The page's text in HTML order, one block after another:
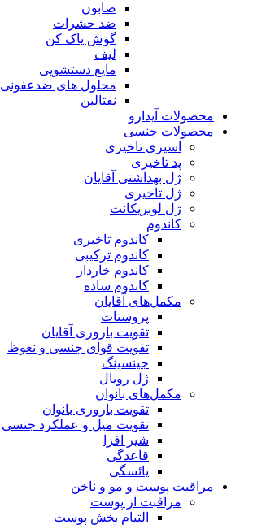
صابون
ضد حشرات
گوش پاک کن
لیف
مایع دستشویی
محلول های ضدعفونی
نفتالین
محصولات آیدارو
محصولات جنسی
اسپری تاخیری
پد تاخیری
ژل بهداشتی آقایان
ژل تاخیری
ژل لوبریکانت
کاندوم
کاندوم تاخیری
کاندوم ترکیبی
کاندوم خاردار
کاندوم ساده
مکمل‌های آقایان
پروستات
تقویت باروری آقایان
تقویت قوای جنسی و نعوظ
جینسینگ
ژل رویال
مکمل‌های بانوان
تقویت باروری بانوان
تقویت میل و عملکرد جنسی
شیر افزا
قاعدگی
یائسگی
مراقبت پوست و مو و ناخن
مراقبت از پوست
التیام بخش پوست